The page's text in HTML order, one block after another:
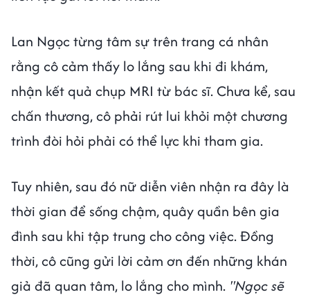
Lan Ngọc từng tâm sự trên trang cá nhân
rằng cô cảm thấy lo lắng sau khi đi khám,
nhận kết quả chụp MRI từ bác sĩ. Chưa kể, sau
chấn thương, cô phải rút lui khỏi một chương
trình đòi hỏi phải có thể lực khi tham gia.
Tuy nhiên, sau đó nữ diễn viên nhận ra đây là
thời gian để sống chậm, quây quần bên gia
đình sau khi tập trung cho công việc. Đồng
thời, cô cũng gửi lời cảm ơn đến những khán
giả đã quan tâm, lo lắng cho mình. "Ngọc sẽ